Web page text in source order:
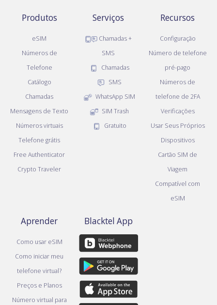
Produtos
eSIM
Números de
Telefone
Catálogo
Chamadas
Mensagens de Texto
Números virtuais
Telefone grátis
Free Authenticator
Crypto Traveler
Serviços
Chamadas +
SMS
Chamadas
SMS
WhatsApp SIM
SIM Trash
Gratuito
Recursos
Configuração
Número de telefone
pré-pago
Números de
telefone de 2FA
Verificações
Usar Seus Próprios
Dispositivos
Cartão SIM de
Viagem
Compatível com
eSIM
Aprender
Como usar eSIM
Como iniciar meu
telefone virtual?
Preços e Planos
Número virtual para
Blacktel App